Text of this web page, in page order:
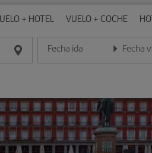
+ HOTEL VUELO + COCHE
Fecha ida
Introduce la fecha en formato
Fecha
Introduce